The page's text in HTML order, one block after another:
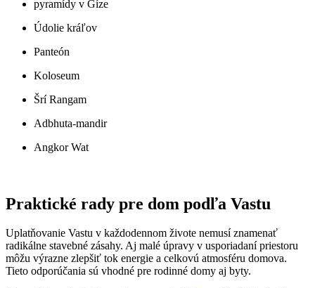
pyramídy v Gíze
Údolie kráľov
Panteón
Koloseum
Šrí Rangam
Adbhuta-mandir
Angkor Wat
Praktické rady pre dom podľa Vastu
Uplatňovanie Vastu v každodennom živote nemusí znamenať
radikálne stavebné zásahy. Aj malé úpravy v usporiadaní priestoru
môžu výrazne zlepšiť tok energie a celkovú atmosféru domova.
Tieto odporúčania sú vhodné pre rodinné domy aj byty.